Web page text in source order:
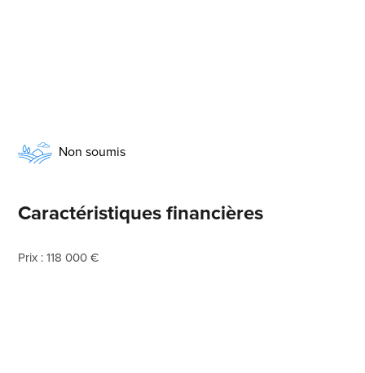
Non soumis
Caractéristiques financières
Prix : 118 000 €